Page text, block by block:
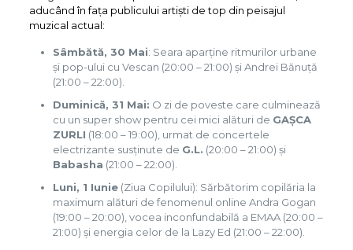
aducând în fața publicului artiști de top din peisajul
muzical actual:
Sâmbătă, 30 Mai: Seara aparține ritmurilor urbane
și pop-ului cu Vescan (20:00 – 21:00) și Andrei Bănuță
(21:00 – 22:00).
Duminică, 31 Mai: O zi de poveste care culminează
cu un super show pentru cei mici alături de GAȘCA
ZURLI (18:00 – 19:00), urmat de concertele
electrizante susținute de G.L. (20:00 – 21:00) și
Babasha (21:00 – 22:00).
Luni, 1 Iunie(Ziua Copilului): Sărbătorim copilăria la
maximum alături de fenomenul online Andra Gogan
(19:00 – 20:00), vocea inconfundabilă a EMAA (20:00 –
21:00) și energia celor de la Lazy Ed (21:00 – 22:00).